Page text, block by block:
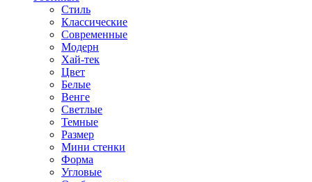
Стиль
Классические
Современные
Модерн
Хай-тек
Цвет
Белые
Венге
Светлые
Темные
Размер
Мини стенки
Форма
Угловые